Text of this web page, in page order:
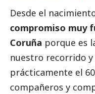
Desde el
compromiso muy
Coruña porque es
nuestro recorrido
prácticamente el
compañeros y